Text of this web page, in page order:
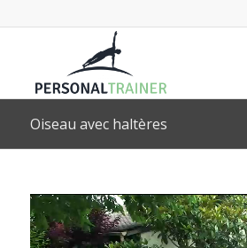
Oiseau avec haltères